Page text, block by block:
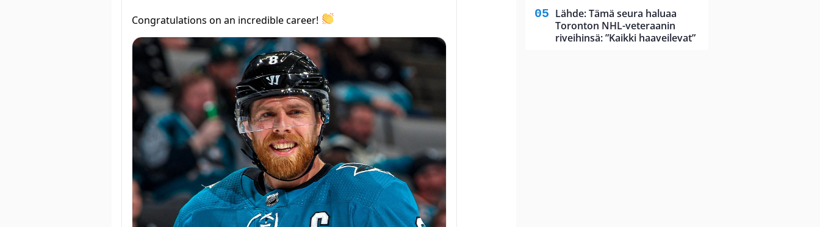
Congratulations on an incredible career!
Lähde: Tämä seura haluaa
Toronton NHL-veteraanin
riveihinsä: ”Kaikki haaveilevat”